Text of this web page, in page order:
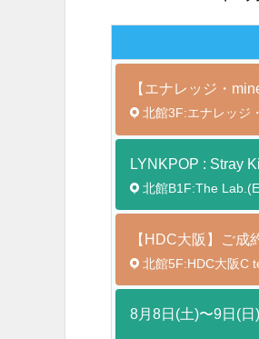
【エナレッジ・
北館3F:エナレッジ
LYNKPOP : Stray
北館B1F:The
【HDC大阪】ご成
北館5F:HDC大阪C
8月8日(土)〜9日(